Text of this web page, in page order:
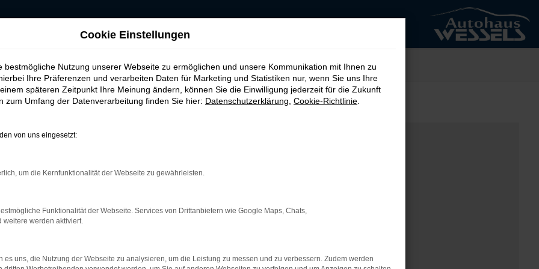
AUTOHAUS
Error
können:
deine Internetverbindung.
Beispiel deine Suchmaschine?
Cookie Einstellungen
bestmögliche Nutzung unserer Webseite zu ermöglichen und unsere Kommunikation mit Ihnen zu
Ihre Präferenzen und verarbeiten Daten für Marketing und Statistiken nur, wenn Sie uns Ihre
späteren Zeitpunkt Ihre Meinung ändern, können Sie die Einwilligung jederzeit für die Zukunft
zum Umfang der Datenverarbeitung finden Sie hier: Datenschutzerklärung Cookie-Richtlinie
von uns eingesetzt:
um die Kernfunktionalität der Webseite zu gewährleisten.
Funktionalität der Webseite. Services von Drittanbietern wie Google Maps, Chats,
weitere werden aktiviert.
es uns, die Nutzung der Webseite zu analysieren, um die Leistung zu messen und zu verbessern. Zudem werden